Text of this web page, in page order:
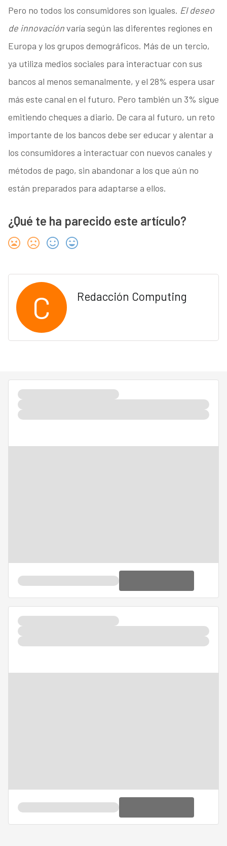
Pero no todos los consumidores son iguales. El deseo
de innovaciónvaría según las diferentes regiones en
Europa y los grupos demográficos. Más de un tercio,
ya utiliza medios sociales para interactuar con sus
bancos al menos semanalmente, y el 28% espera usar
más este canal en el futuro. Pero también un 3% sigue
emitiendo cheques a diario. De cara al futuro, un reto
importante de los bancos debe ser educar y alentar a
los consumidores a interactuar con nuevos canales y
métodos de pago, sin abandonar a los que aún no
están preparados para adaptarse a ellos.
¿Qué te ha parecido este artículo?
C Redacción Computing